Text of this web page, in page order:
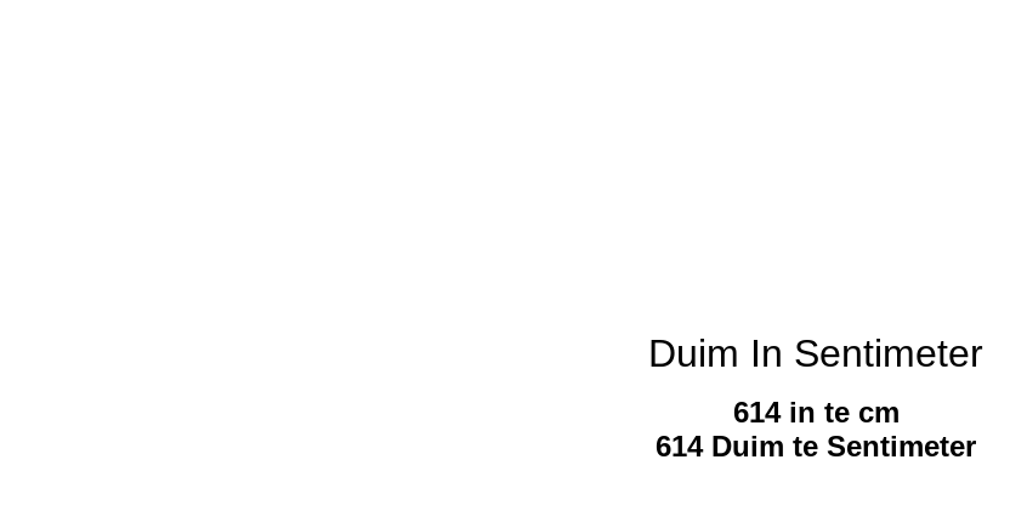
Duim In Sentimeter
614 in te cm
614 Duim te Sentimeter